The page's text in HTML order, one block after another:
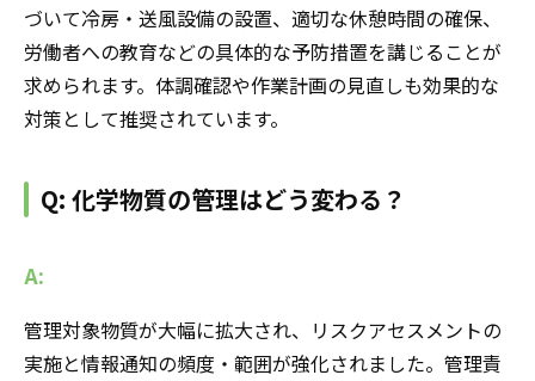
づいて冷房・送風設備の設置、適切な休憩時間の確保、
労働者への教育などの具体的な予防措置を講じることが
求められます。体調確認や作業計画の見直しも効果的な
対策として推奨されています。
Q: 化学物質の管理はどう変わる？
A:
管理対象物質が大幅に拡大され、リスクアセスメントの
実施と情報通知の頻度・範囲が強化されました。管理責